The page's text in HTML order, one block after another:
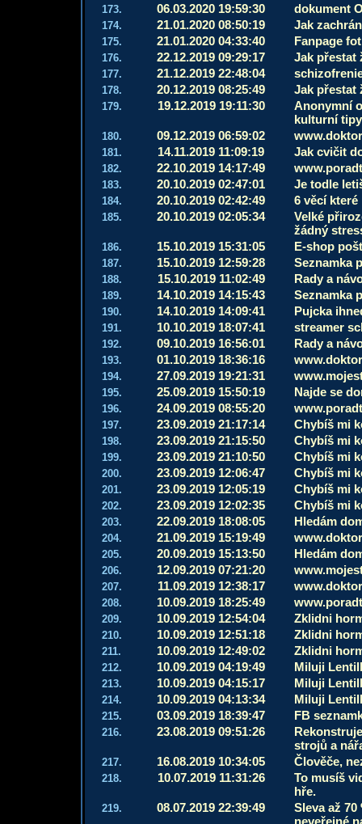
173. 06.03.2020 19:59:30 dokument
174. 21.01.2020 08:50:19 Jak
175. 21.01.2020 04:33:40 Fanpage
176. 22.12.2019 09:29:17 Jak přestat
177. 21.12.2019 22:48:04
178. 20.12.2019 08:25:49 Jak přestat
179. 19.12.2019 19:11:30
Anonymní
kulturní
180. 09.12.2019 06:59:02
181. 14.11.2019 11:09:19 Jak cvičit
182. 22.10.2019 14:17:49
183. 20.10.2019 02:47:01 Je todle
184. 20.10.2019 02:42:49 6 věcí
185. 20.10.2019 02:05:34
Velké
žádný
186. 15.10.2019 15:31:05 E-shop
187. 15.10.2019 12:59:28 Seznamka
188. 15.10.2019 11:02:49 Rady a
189. 14.10.2019 14:15:43 Seznamka
190. 14.10.2019 14:09:41 Pujcka
191. 10.10.2019 18:07:41 streamer
192. 09.10.2019 16:56:01 Rady a
193. 01.10.2019 18:36:16
194. 27.09.2019 19:21:31
195. 25.09.2019 15:50:19 Najde se
196. 24.09.2019 08:55:20
197. 23.09.2019 21:17:14 Chybíš mi
198. 23.09.2019 21:15:50 Chybíš mi
199. 23.09.2019 21:10:50 Chybíš mi
200. 23.09.2019 12:06:47 Chybíš mi
201. 23.09.2019 12:05:19 Chybíš mi
202. 23.09.2019 12:02:35 Chybíš mi
203. 22.09.2019 18:08:05 Hledám
204. 21.09.2019 15:19:49
205. 20.09.2019 15:13:50 Hledám
206. 12.09.2019 07:21:20
207. 11.09.2019 12:38:17
208. 10.09.2019 18:25:49
209. 10.09.2019 12:54:04 Zklidni
210. 10.09.2019 12:51:18 Zklidni
211. 10.09.2019 12:49:02 Zklidni
212. 10.09.2019 04:19:49 Miluji
213. 10.09.2019 04:15:17 Miluji
214. 10.09.2019 04:13:34 Miluji
215. 03.09.2019 18:39:47 FB
216. 23.08.2019 09:51:26
strojů a
217. 16.08.2019 10:34:05 Člověče,
218. 10.07.2019 11:31:26
To musíš
hře.
219. 08.07.2019 22:39:49
Sleva až
neveřejné